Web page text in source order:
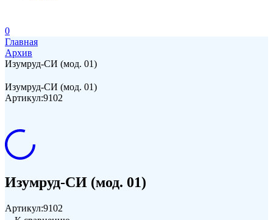
0
Главная
Архив
Изумруд-СИ (мод. 01)
Изумруд-СИ (мод. 01)
Артикул:9102
Изумруд-СИ (мод. 01)
Артикул:9102